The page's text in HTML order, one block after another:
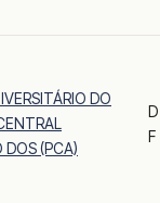
DO
DOS (PCA)
D
F